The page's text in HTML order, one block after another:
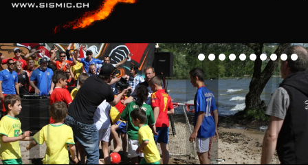
ACCUEIL
PRODUCTION A/V
DÉVELOPPEMENT
EN IMAGE